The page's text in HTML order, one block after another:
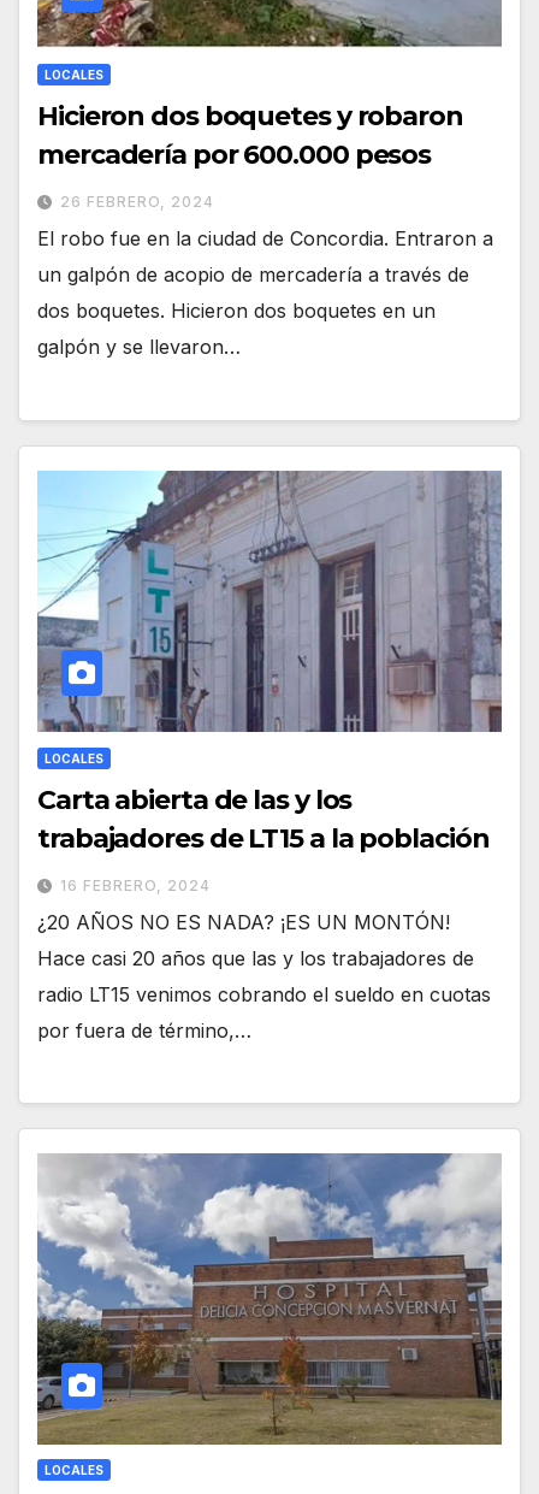
LOCALES
Hicieron dos boquetes y robaron
mercadería por 600.000 pesos
26 FEBRERO, 2024
El robo fue en la ciudad de Concordia. Entraron a
un galpón de acopio de mercadería a través de
dos boquetes. Hicieron dos boquetes en un
galpón y se llevaron…
LOCALES
Carta abierta de las y los
trabajadores de LT15 a la población
16 FEBRERO, 2024
¿20 AÑOS NO ES NADA? ¡ES UN MONTÓN!
Hace casi 20 años que las y los trabajadores de
radio LT15 venimos cobrando el sueldo en cuotas
por fuera de término,…
LOCALES